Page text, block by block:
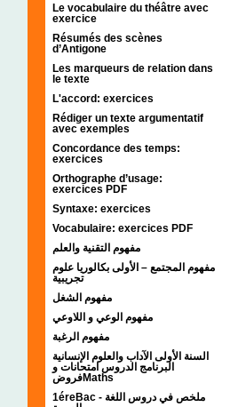
Le vocabulaire du théâtre avec
exercice
Résumés des scènes
d’Antigone
Les marqueurs de relation dans
le texte
L'accord: exercices
Rédiger un texte argumentatif
avec exemples
Concordance des temps:
exercices
Orthographe d’usage:
exercices PDF
Syntaxe: exercices
Vocabulaire: exercices PDF
مفهوم التقنية والعلم
مفهوم المجتمع – الأولى بكالوريا علوم
تجريبية
مفهوم الشغل
مفهوم الوعي و اللاوعي
مفهوم الرغبة
السنة الأولى الآداب والعلوم الإنسانية
البرنامج الدروس امتحانات و
فروضMaths
1éreBac - ملخص في دروس اللغة